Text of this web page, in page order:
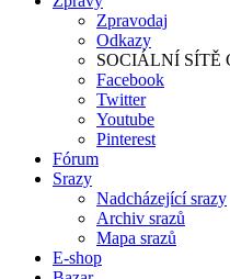
Zpravodaj
Odkazy
SOCIÁLNÍ SÍTĚ
Facebook
Twitter
Youtube
Pinterest
Fórum
Srazy
Nadcházející srazy
Archiv srazů
Mapa srazů
E-shop